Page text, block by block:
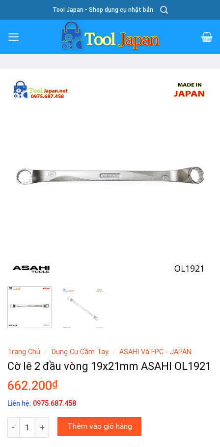
To
Content
Tool Japan - Shop dụng cụ nhật bản
Trang Chủ / Dụng Cụ Cầm Tay / ASAHI Và FPC - JAPAN
Cờ lê 2 đầu vòng 19x21mm ASAHI OL1921
662.200₫
Liên hệ: 0975.687.458
Cờ lê 2 đầu vòng 19x21mm ASAHI OL1921 số lượng
Thêm vào giỏ hàng